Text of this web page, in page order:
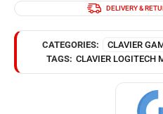
DELIVERY &
CATEGORIES: CLAVIER
TAGS: CLAVIER LOGITECH